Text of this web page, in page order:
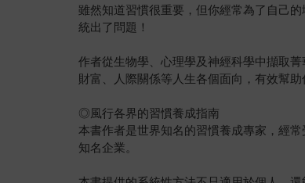
雖然知道習慣很重要，但你經常為了自己
統出了問題！
作者從生物學、心理學及神經科學中擷取
財富、人際關係等人生各個面向，有效幫助
◎風行各界的習慣養成指南
本書作者是世界知名的習慣養成專家，經
知名企業。